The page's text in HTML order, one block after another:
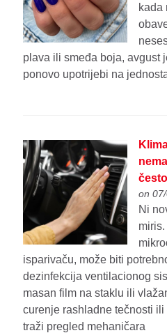
kada
plava ili smeđa boja, avgust
ponovo upotrijebi na
on
Ni
isparivaču, može biti
dezinfekcija ventilacionog
masan film na staklu ili
curenje rashladne tečnosti
traži pregled mehaničara